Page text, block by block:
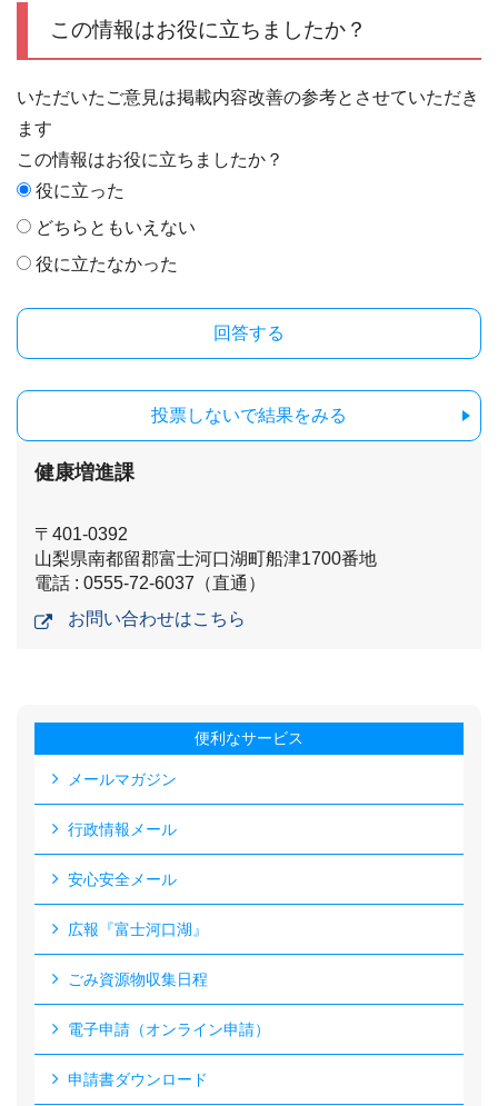
この情報はお役に立ちましたか？
いただいたご意見は掲載内容改善の参考とさせていただき
ます
この情報はお役に立ちましたか？
役に立った
どちらともいえない
役に立たなかった
投票しないで結果をみる
健康増進課
〒401-0392
山梨県南都留郡富士河口湖町船津1700番地
電話 : 0555-72-6037（直通）
お問い合わせはこちら
便利なサービス
メールマガジン
行政情報メール
安心安全メール
広報『富士河口湖』
ごみ資源物収集日程
電子申請（オンライン申請）
申請書ダウンロード